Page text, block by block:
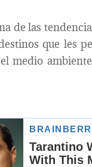
de las
que les
medio